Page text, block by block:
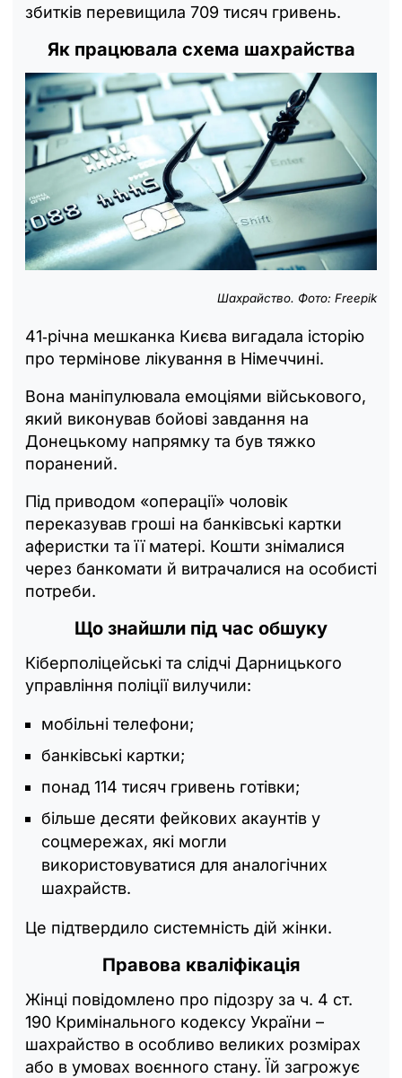
збитків перевищила 709 тисяч гривень.
Як працювала схема шахрайства
Шахрайство. Фото: Freepik
41‑річна мешканка Києва вигадала історію
про термінове лікування в Німеччині.
Вона маніпулювала емоціями військового,
який виконував бойові завдання на
Донецькому напрямку та був тяжко
поранений.
Під приводом «операції» чоловік
переказував гроші на банківські картки
аферистки та її матері. Кошти знімалися
через банкомати й витрачалися на особисті
потреби.
Що знайшли під час обшуку
Кіберполіцейські та слідчі Дарницького
управління поліції вилучили:
мобільні телефони;
банківські картки;
понад 114 тисяч гривень готівки;
більше десяти фейкових акаунтів у
соцмережах, які могли
використовуватися для аналогічних
шахрайств.
Це підтвердило системність дій жінки.
Правова кваліфікація
Жінці повідомлено про підозру за ч. 4 ст.
190 Кримінального кодексу України –
шахрайство в особливо великих розмірах
або в умовах воєнного стану. Їй загрожує